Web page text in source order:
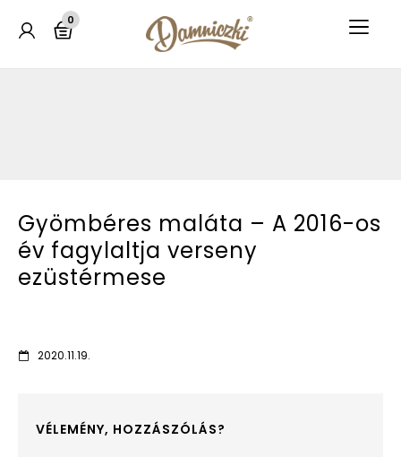
0
Gyömbéres maláta – A 2016-os
év fagylaltja verseny
ezüstérmese
2020.11.19.
VÉLEMÉNY, HOZZÁSZÓLÁS?